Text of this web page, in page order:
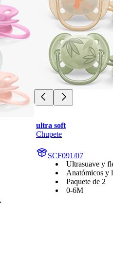
ultra soft
Chupete
SCF091/07
Ultrasuave y
Anatómicos y
Paquete de 2
0-6M